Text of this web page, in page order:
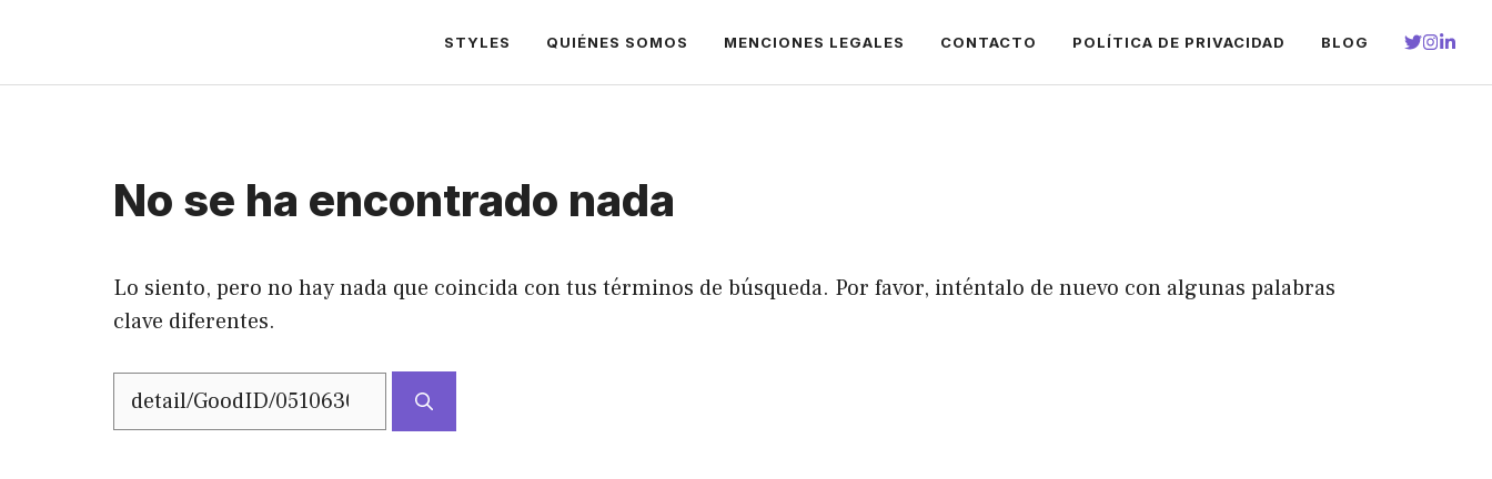
contenido
STYLES QUIÉNES SOMOS MENCIONES LEGALES CONTACTO POLÍTICA DE PRIVACIDAD BLOG
No se ha encontrado nada
Lo siento, pero no hay nada que coincida con tus términos de búsqueda. Por favor, inténtalo de nuevo con algunas palabras
clave diferentes.
Buscar: